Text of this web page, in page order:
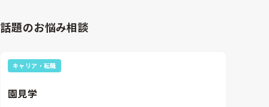
話題のお悩み相談
キャリア・転職
園見学